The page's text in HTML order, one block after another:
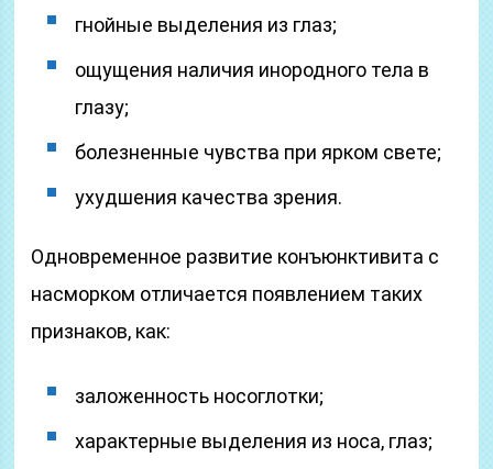
гнойные выделения из глаз;
ощущения наличия инородного тела в
глазу;
болезненные чувства при ярком свете;
ухудшения качества зрения.
Одновременное развитие конъюнктивита с
насморком отличается появлением таких
признаков, как:
заложенность носоглотки;
характерные выделения из носа, глаз;